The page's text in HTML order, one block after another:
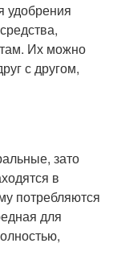
удобрения
Их можно
с другом,
зато
в
потребляются
для